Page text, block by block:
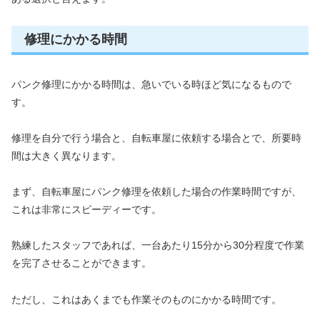
修理にかかる時間
パンク修理にかかる時間は、急いでいる時ほど気になるもので
す。
修理を自分で行う場合と、自転車屋に依頼する場合とで、所要時
間は大きく異なります。
まず、自転車屋にパンク修理を依頼した場合の作業時間ですが、
これは非常にスピーディーです。
熟練したスタッフであれば、一台あたり15分から30分程度で作業
を完了させることができます。
ただし、これはあくまでも作業そのものにかかる時間です。